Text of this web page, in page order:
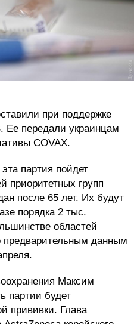
при поддержке
передали украинцам
COVAX.
партия пойдет
приоритетных групп
после 65 лет. Их будут
порядка 2 тыс.
областей
предварительным данным
Максим
партии будет
прививки. Глава